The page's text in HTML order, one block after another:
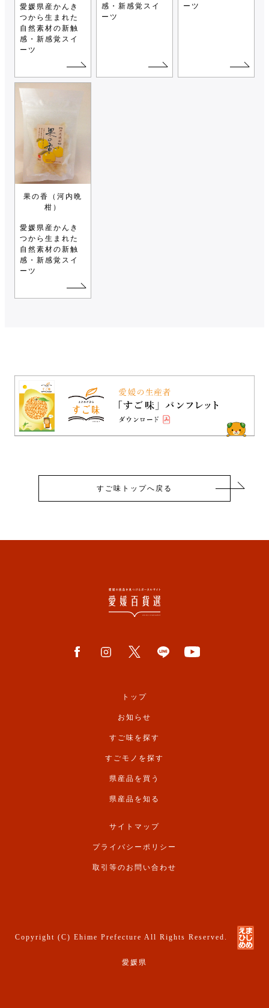
愛媛県産かんき
つから生まれた
自然素材の新触
感・新感覚スイ
ーツ
感・新感覚スイ
ーツ
ーツ
果の香（河内晩
柑）
愛媛県産かんき
つから生まれた
自然素材の新触
感・新感覚スイ
ーツ
すご味トップへ戻る
トップ
お知らせ
すご味を探す
すごモノを探す
県産品を買う
県産品を知る
サイトマップ
プライバシーポリシー
取引等のお問い合わせ
Copyright (C) Ehime Prefecture All Rights Reserved.
愛媛県